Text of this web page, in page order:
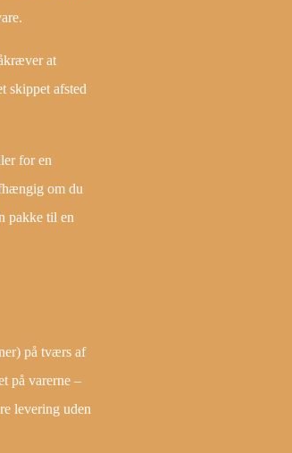
at
skippet afsted
for en
om du
pakke til en
på tværs af
på varerne –
levering uden